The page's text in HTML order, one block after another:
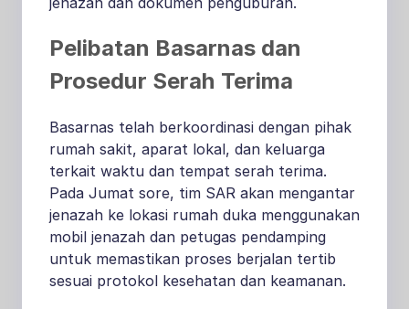
Pelibatan Basarnas dan
Prosedur Serah Terima
Basarnas telah berkoordinasi dengan pihak
rumah sakit, aparat lokal, dan keluarga
terkait waktu dan tempat serah terima.
Pada Jumat sore, tim SAR akan mengantar
jenazah ke lokasi rumah duka menggunakan
mobil jenazah dan petugas pendamping
untuk memastikan proses berjalan tertib
sesuai protokol kesehatan dan keamanan.